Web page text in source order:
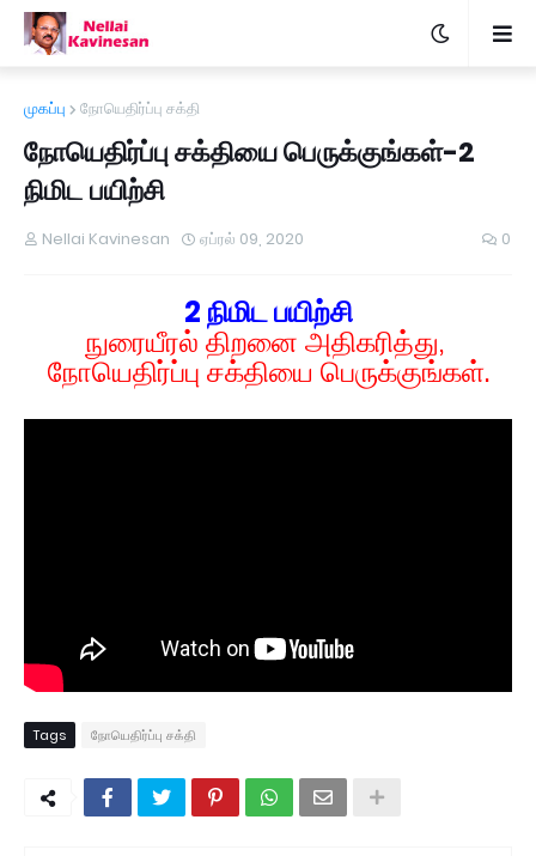
முகப்பு நோயெதிர்ப்பு சக்தி
நோயெதிர்ப்பு சக்தியை பெருக்குங்கள்-2
நிமிட பயிற்சி
Nellai Kavinesan ஏப்ரல் 09, 2020 0
2 நிமிட பயிற்சி
நுரையீரல் திறனை அதிகரித்து,
நோயெதிர்ப்பு சக்தியை பெருக்குங்கள்.
Tags நோயெதிர்ப்பு சக்தி